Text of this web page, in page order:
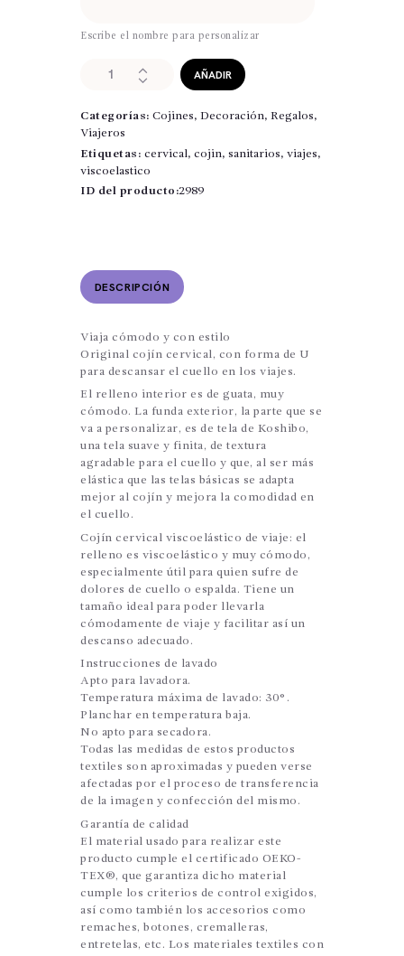
Escribe el nombre para personalizar
bulldogs
personalizado
Copia
cantidad
AÑADIR
Categorías: Cojines, Decoración, Regalos,
Viajeros
Etiquetas: cervical, cojin, sanitarios, viajes,
viscoelastico
ID del producto:2989
DESCRIPCIÓN
Viaja cómodo y con estilo
Original cojín cervical, con forma de U
para descansar el cuello en los viajes.
El relleno interior es de guata, muy
cómodo. La funda exterior, la parte que se
va a personalizar, es de tela de Koshibo,
una tela suave y finita, de textura
agradable para el cuello y que, al ser más
elástica que las telas básicas se adapta
mejor al cojín y mejora la comodidad en
el cuello.
Cojín cervical viscoelástico de viaje: el
relleno es viscoelástico y muy cómodo,
especialmente útil para quien sufre de
dolores de cuello o espalda. Tiene un
tamaño ideal para poder llevarla
cómodamente de viaje y facilitar así un
descanso adecuado.
Instrucciones de lavado
Apto para lavadora.
Temperatura máxima de lavado: 30°.
Planchar en temperatura baja.
No apto para secadora.
Todas las medidas de estos productos
textiles son aproximadas y pueden verse
afectadas por el proceso de transferencia
de la imagen y confección del mismo.
Garantía de calidad
El material usado para realizar este
producto cumple el certificado OEKO-
TEX®, que garantiza dicho material
cumple los criterios de control exigidos,
así como también los accesorios como
remaches, botones, cremalleras,
entretelas, etc. Los materiales textiles con